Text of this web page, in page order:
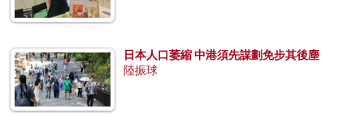
日本人口萎縮 中港須先謀劃免步其後塵
陸振球